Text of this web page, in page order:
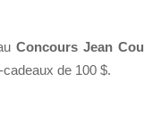
Concours Jean
de 100 $.